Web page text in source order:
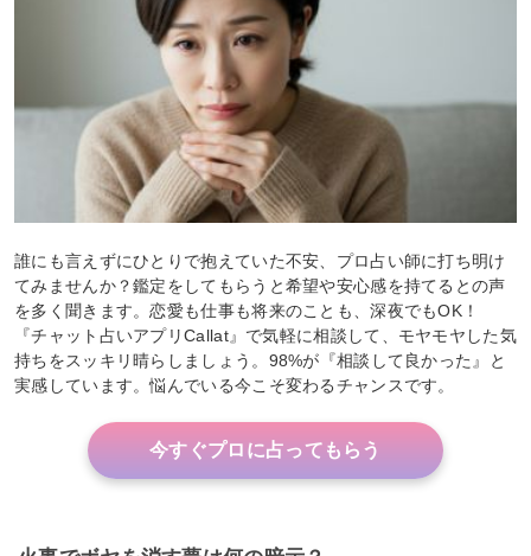
誰にも言えずにひとりで抱えていた不安、プロ占い師に打ち明け
てみませんか？鑑定をしてもらうと希望や安心感を持てるとの声
を多く聞きます。恋愛も仕事も将来のことも、深夜でもOK！
『チャット占いアプリCallat』で気軽に相談して、モヤモヤした気
持ちをスッキリ晴らしましょう。98%が『相談して良かった』と
実感しています。悩んでいる今こそ変わるチャンスです。
今すぐプロに占ってもらう